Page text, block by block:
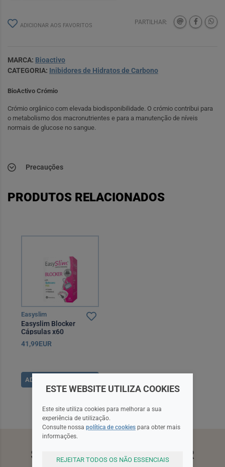
ADICIONAR AOS FAVORITOS PARTILHAR:
MARCA: Bioactivo
CATEGORIA: Inibidores de Hidratos de Carbono
BioActivo Crómio
Crómio orgânico com elevada biodisponibilidade. O crómio contribui para
o metabolismo dos macronutrientes e para a manutenção de níveis
normais de glucose no sangue.
Precauções
PRODUTOS RELACIONADOS
Easyslim
Easyslim Blocker
Cápsulas x60
41,99EUR
ADICIONAR
SUBSCREVA A NEWSLETTER
ESTE WEBSITE UTILIZA COOKIES
Este site utiliza cookies para melhorar a sua
experiência de utilização.
Consulte nossa política de cookies para obter mais
informações.
REJEITAR TODOS OS NÃO ESSENCIAIS